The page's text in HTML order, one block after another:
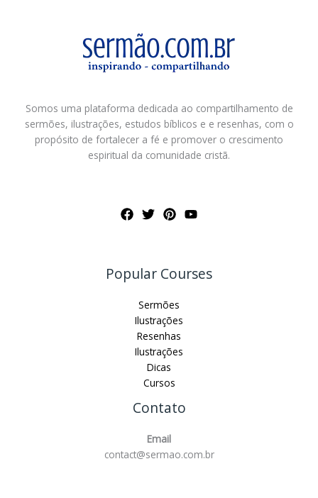
Somos uma plataforma dedicada ao compartilhamento de
sermões, ilustrações, estudos bíblicos e e resenhas, com o
propósito de fortalecer a fé e promover o crescimento
espiritual da comunidade cristã.
Popular Courses
Sermões
Ilustrações
Resenhas
Ilustrações
Dicas
Cursos
Contato
Email
contact@sermao.com.br